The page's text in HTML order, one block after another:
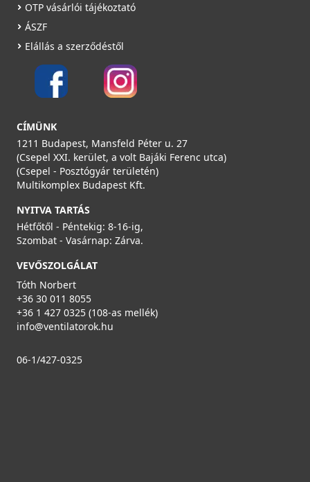
52040020000W
52040030000W
19 990 Ft
OTP vásárlói tájékoztató
ÁSZF
Elállás a szerződéstől
CÍMÜNK
1211 Budapest, Mansfeld Péter u. 27
(Csepel XXI. kerület, a volt Bajáki Ferenc utca)
(Csepel - Posztógyár területén)
Multikomplex Budapest Kft.
NYITVA TARTÁS
Hétfőtől - Péntekig: 8-16-ig,
Szombat - Vasárnap: Zárva.
VEVŐSZOLGÁLAT
Tóth Norbert
+36 30 011 8055
+36 1 427 0325 (108-as mellék)
info@ventilatorok.hu
06-1/427-0325